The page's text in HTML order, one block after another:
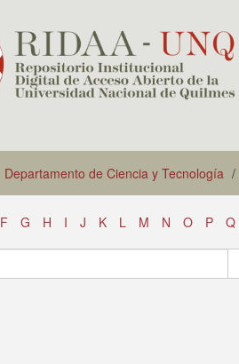
Departamento de Ciencia y Tecnología
F G H I J K L M N O P Q